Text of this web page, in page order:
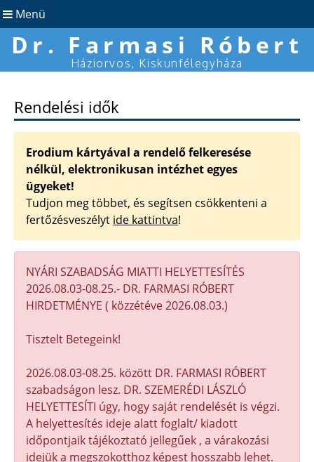
Menü
Dr. Farmasi Róbert
Háziorvos, Kiskunfélegyháza
Rendelési idők
Erodium kártyával a rendelő felkeresése
nélkül, elektronikusan intézhet egyes
ügyeket!
Tudjon meg többet, és segítsen csökkenteni a
fertőzésveszélyt ide kattintva!
NYÁRI SZABADSÁG MIATTI HELYETTESÍTÉS
2026.08.03-08.25.- DR. FARMASI RÓBERT
HIRDETMÉNYE ( közzétéve 2026.08.03.)
Tisztelt Betegeink!
2026.08.03-08.25. között DR. FARMASI RÓBERT
szabadságon lesz. DR. SZEMERÉDI LÁSZLÓ
HELYETTESÍTI úgy, hogy saját rendelését is végzi.
A helyettesítés ideje alatt foglalt/ kiadott
időpontjaik tájékoztató jellegűek , a várakozási
idejük a megszokotthoz képest hosszabb lehet.